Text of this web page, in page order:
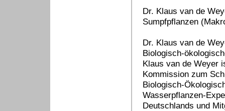
Dr. Klaus van de
Sumpfpflanzen
Dr. Klaus van de
Biologisch-
Klaus van de Weyer
Kommission zum
Biologisch-
Wasserpflanzen-
Deutschlands und